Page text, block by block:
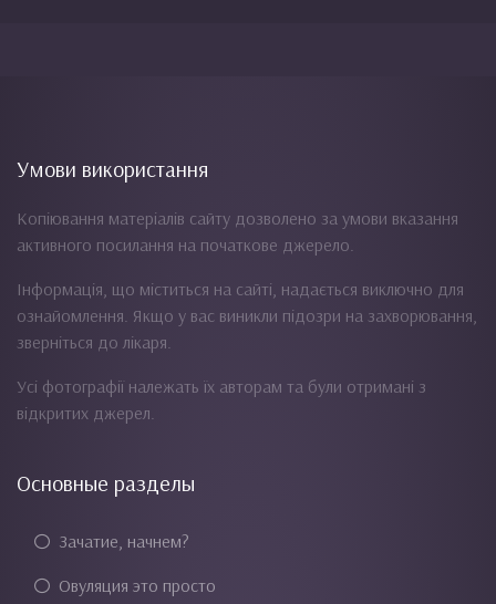
Умови використання
Копіювання матеріалів сайту дозволено за умови вказання
активного посилання на початкове джерело.
Інформація, що міститься на сайті, надається виключно для
ознайомлення. Якщо у вас виникли підозри на захворювання,
зверніться до лікаря.
Усі фотографії належать їх авторам та були отримані з
відкритих джерел.
Основные разделы
Зачатие, начнем?
Овуляция это просто